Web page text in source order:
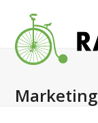
content
Marketing